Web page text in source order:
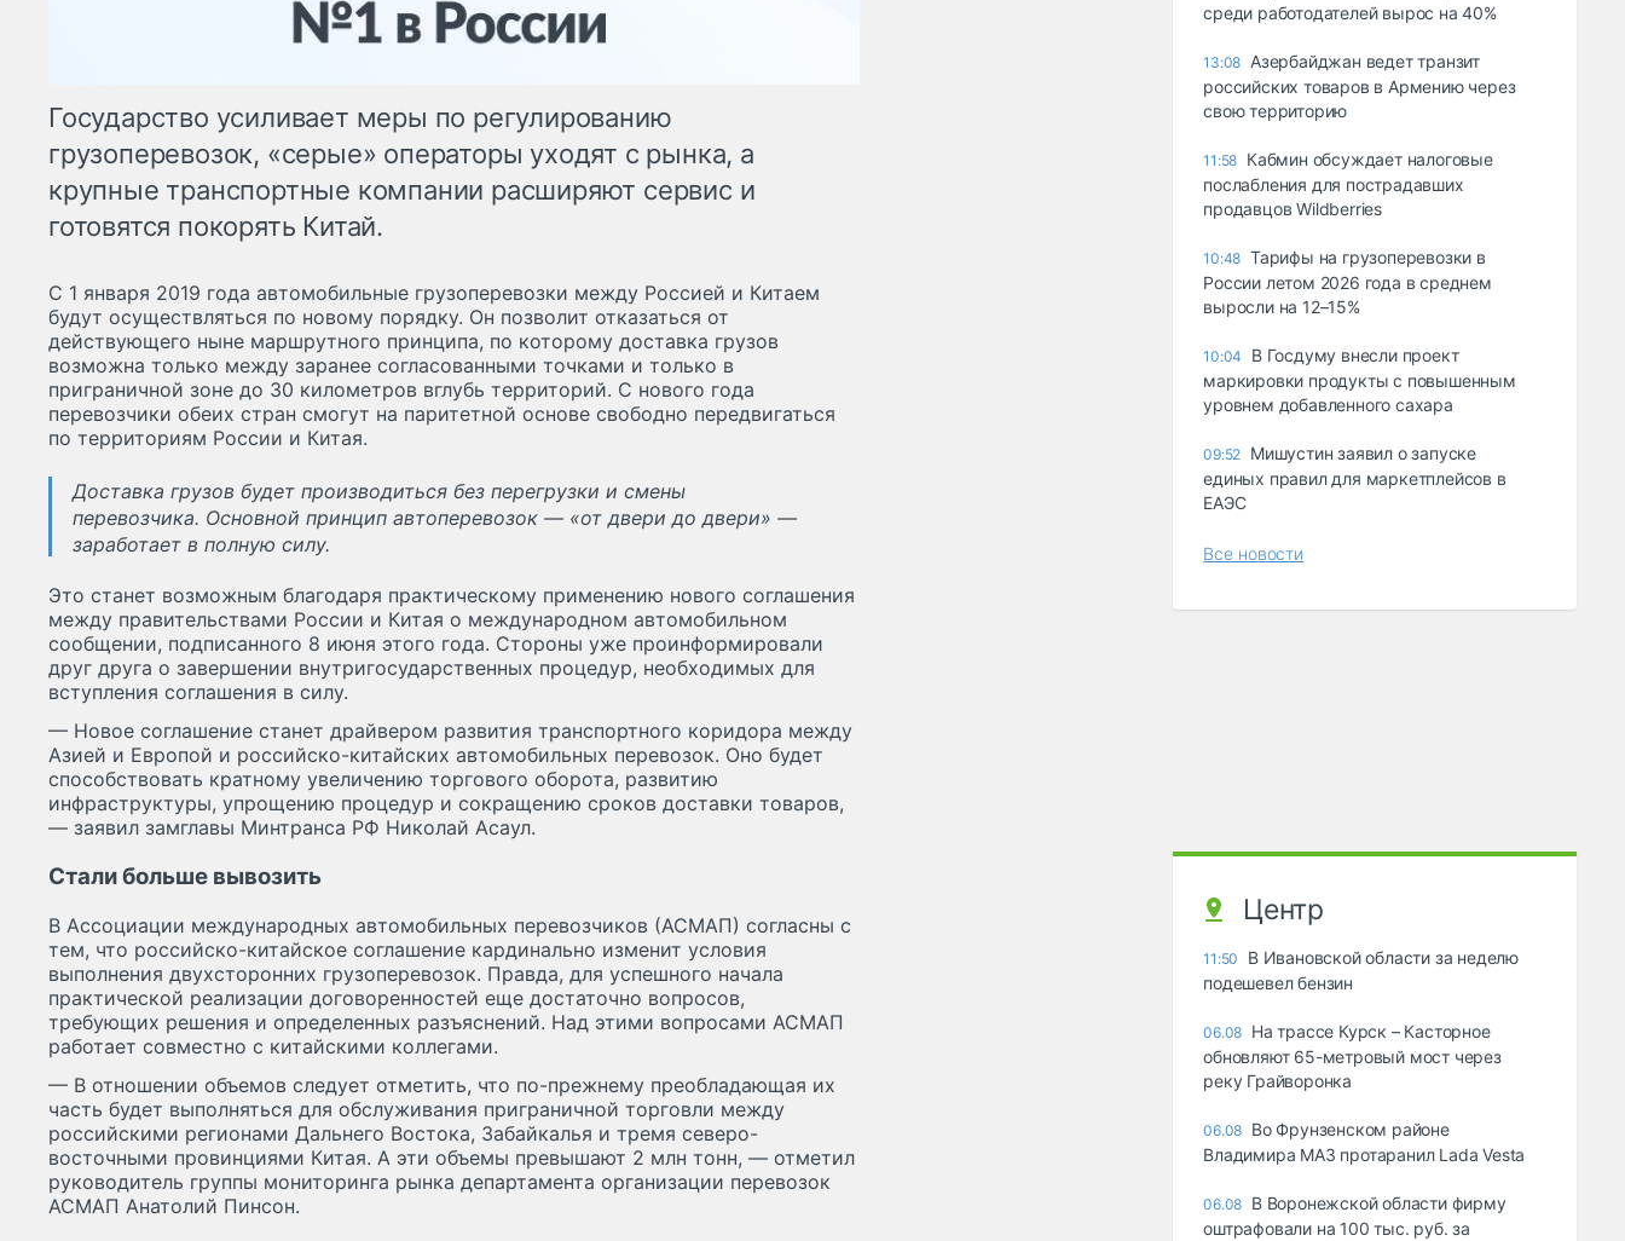
Государство усиливает меры по регулированию
грузоперевозок, «серые» операторы уходят с рынка, а
крупные транспортные компании расширяют сервис и
готовятся покорять Китай.
С 1 января 2019 года автомобильные грузоперевозки между Россией и Китаем
будут осуществляться по новому порядку. Он позволит отказаться от
действующего ныне маршрутного принципа, по которому доставка грузов
возможна только между заранее согласованными точками и только в
приграничной зоне до 30 километров вглубь территорий. С нового года
перевозчики обеих стран смогут на паритетной основе свободно передвигаться
по территориям России и Китая.
Доставка грузов будет производиться без перегрузки и смены
перевозчика. Основной принцип автоперевозок — «от двери до двери» —
заработает в полную силу.
Это станет возможным благодаря практическому применению нового соглашения
между правительствами России и Китая о международном автомобильном
сообщении, подписанного 8 июня этого года. Стороны уже проинформировали
друг друга о завершении внутригосударственных процедур, необходимых для
вступления соглашения в силу.
— Новое соглашение станет драйвером развития транспортного коридора между
Азией и Европой и российско-китайских автомобильных перевозок. Оно будет
способствовать кратному увеличению торгового оборота, развитию
инфраструктуры, упрощению процедур и сокращению сроков доставки товаров,
— заявил замглавы Минтранса РФ Николай Асаул.
Стали больше вывозить
В Ассоциации международных автомобильных перевозчиков (АСМАП) согласны с
тем, что российско-китайское соглашение кардинально изменит условия
выполнения двухсторонних грузоперевозок. Правда, для успешного начала
практической реализации договоренностей еще достаточно вопросов,
требующих решения и определенных разъяснений. Над этими вопросами АСМАП
работает совместно с китайскими коллегами.
— В отношении объемов следует отметить, что по-прежнему преобладающая их
часть будет выполняться для обслуживания приграничной торговли между
российскими регионами Дальнего Востока, Забайкалья и тремя северо-
восточными провинциями Китая. А эти объемы превышают 2 млн тонн, — отметил
руководитель группы мониторинга рынка департамента организации перевозок
АСМАП Анатолий Пинсон.
среди работодателей вырос на 40%
13:08 Азербайджан ведет транзит
российских товаров в Армению через
свою территорию
11:58 Кабмин обсуждает налоговые
послабления для пострадавших
продавцов Wildberries
10:48 Тарифы на грузоперевозки в
России летом 2026 года в среднем
выросли на 12–15%
10:04
В Госдуму внесли проект
маркировки продукты с повышенным
уровнем добавленного сахара
09:52 Мишустин заявил о запуске
единых правил для маркетплейсов в
ЕАЭС
Все новости
Центр
11:50
В Ивановской области за неделю
подешевел бензин
06.08 На трассе Курск – Касторное
обновляют 65-метровый мост через
реку Грайворонка
06.08 Во Фрунзенском районе
Владимира МАЗ протаранил Lada Vesta
06.08 В Воронежской области фирму
оштрафовали на 100 тыс. руб. за